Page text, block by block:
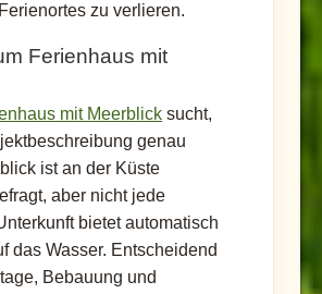
zu verlieren.
Ferienhaus mit
mit Meerblick sucht,
genau
ist an der Küste
aber nicht jede
bietet automatisch
das Wasser. Entscheidend
Bebauung und